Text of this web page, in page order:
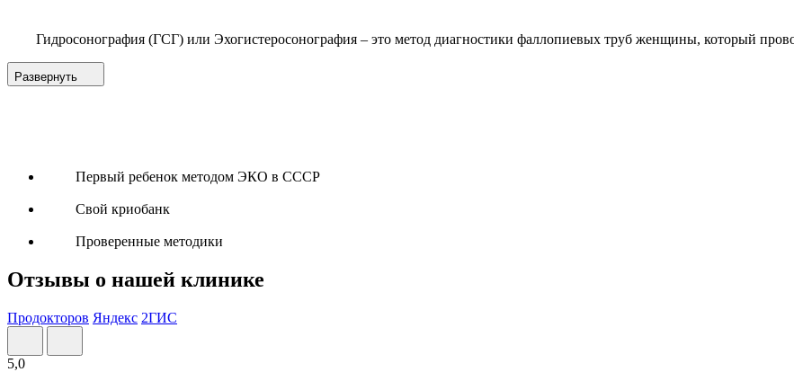
Гидросонография (ГСГ) или Эхогистеросонография – это метод диагностики фаллопиевых труб женщины, который
Развернуть
Первый ребенок методом ЭКО в СССР
Свой криобанк
Проверенные методики
Отзывы о нашей клинике
Продокторов Яндекс 2ГИС
5,0